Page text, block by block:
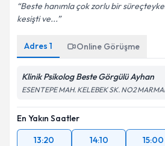
Beste hanımla çok zorlu bir
kesişti ve...
Adres 1 Online Görüşme
Klinik Psikolog Beste Görgülü Ayhan
ESENTEPE MAH. KELEBEK SK. NO2
En Yakın Saatler
13:20
14:10 15:00